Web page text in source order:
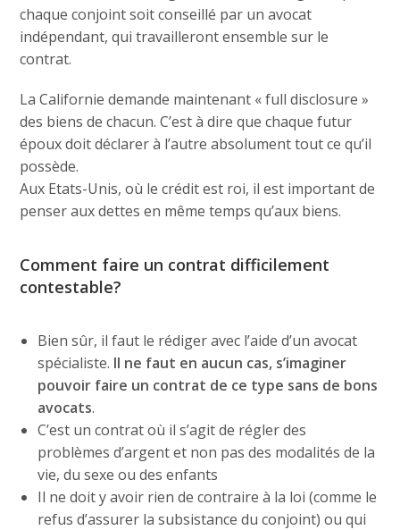
chaque conjoint soit conseillé par un avocat
indépendant, qui travailleront ensemble sur le
contrat.
La Californie demande maintenant « full disclosure »
des biens de chacun. C’est à dire que chaque futur
époux doit déclarer à l’autre absolument tout ce qu’il
possède.
Aux Etats-Unis, où le crédit est roi, il est important de
penser aux dettes en même temps qu’aux biens.
Comment faire un contrat difficilement
contestable?
Bien sûr, il faut le rédiger avec l’aide d’un avocat
spécialiste. Il ne faut en aucun cas, s’imaginer
pouvoir faire un contrat de ce type sans de bons
avocats.
C’est un contrat où il s’agit de régler des
problèmes d’argent et non pas des modalités de la
vie, du sexe ou des enfants
Il ne doit y avoir rien de contraire à la loi (comme le
refus d’assurer la subsistance du conjoint) ou qui